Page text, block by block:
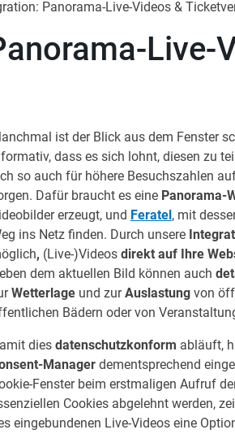
Panorama-Live-Videos &
Live-
ist der Blick aus dem Fenster
dass es sich lohnt, diesen zu
so auch für höhere Besuchszahlen
Dafür braucht es eine Panorama-
erzeugt, und Feratel, mit
ins Netz finden. Durch unsere
, (Live-)Videos direkt auf Ihre
dem aktuellen Bild können auch
Wetterlage und zurAuslastung von
Bädern oder von
dies datenschutzkonform abläuft,
Manager dementsprechend
Fenster beim erstmaligen Aufruf
Cookies abgelehnt werden,
eingebundenen Live-Videos eine